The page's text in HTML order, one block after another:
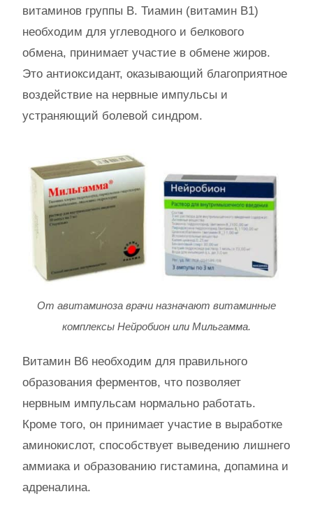
витаминов группы B. Тиамин (витамин B1)
необходим для углеводного и белкового
обмена, принимает участие в обмене жиров.
Это антиоксидант, оказывающий благоприятное
воздействие на нервные импульсы и
устраняющий болевой синдром.
От авитаминоза врачи назначают витаминные
комплексы Нейробион или Мильгамма.
Витамин B6 необходим для правильного
образования ферментов, что позволяет
нервным импульсам нормально работать.
Кроме того, он принимает участие в выработке
аминокислот, способствует выведению лишнего
аммиака и образованию гистамина, допамина и
адреналина.